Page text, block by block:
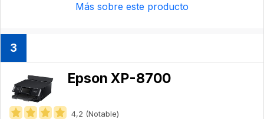
Más sobre este producto
3
Epson XP-8700
4,2 (Notable)